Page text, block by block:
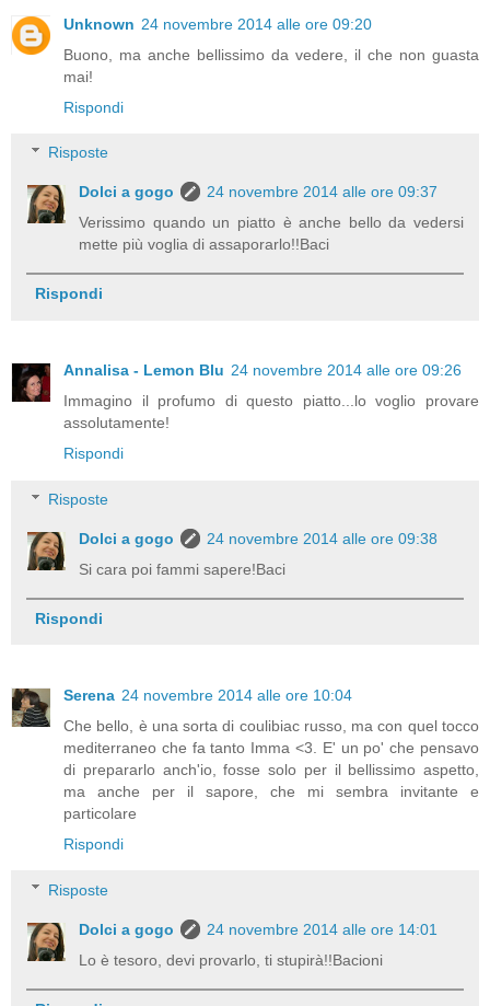
Unknown 24 novembre 2014 alle ore 09:20
Buono, ma anche bellissimo da vedere, il che non guasta
mai!
Rispondi
Risposte
Dolci a gogo
24 novembre 2014 alle ore 09:37
Verissimo quando un piatto è anche bello da vedersi
mette più voglia di assaporarlo!!Baci
Rispondi
Annalisa - Lemon Blu 24 novembre 2014 alle ore 09:26
Immagino il profumo di questo piatto...lo voglio provare
assolutamente!
Rispondi
Risposte
Dolci a gogo
24 novembre 2014 alle ore 09:38
Si cara poi fammi sapere!Baci
Rispondi
Serena 24 novembre 2014 alle ore 10:04
Che bello, è una sorta di coulibiac russo, ma con quel tocco
mediterraneo che fa tanto Imma <3. E' un po' che pensavo
di prepararlo anch'io, fosse solo per il bellissimo aspetto,
ma anche per il sapore, che mi sembra invitante e
particolare
Rispondi
Risposte
Dolci a gogo
24 novembre 2014 alle ore 14:01
Lo è tesoro, devi provarlo, ti stupirà!!Bacioni